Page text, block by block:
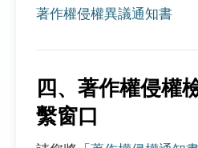
著作權侵權異議通知書
四、著作權侵權
繫窗口